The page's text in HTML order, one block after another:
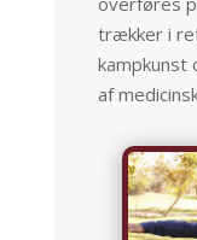
trækker i
kampkunst
af